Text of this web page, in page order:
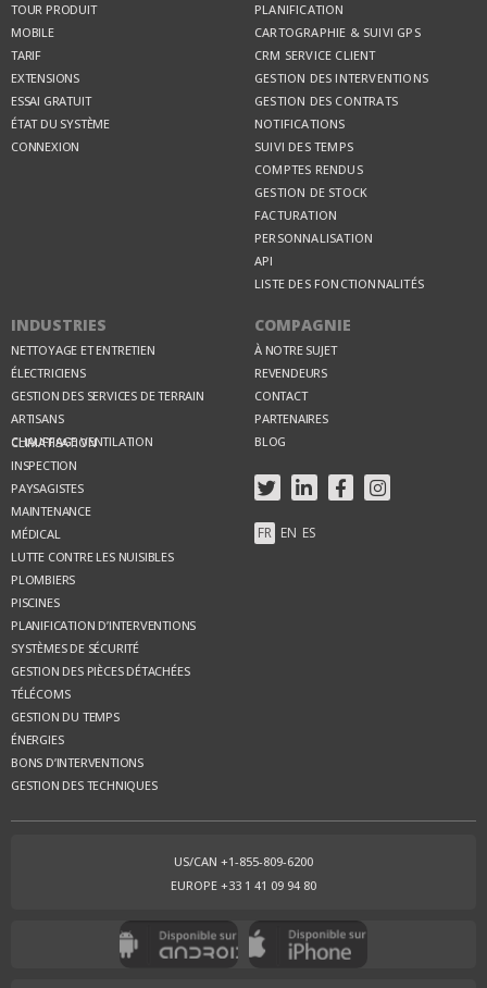
TOUR PRODUIT
MOBILE
TARIF
EXTENSIONS
ESSAI GRATUIT
ÉTAT DU SYSTÈME
CONNEXION
PLANIFICATION
CARTOGRAPHIE & SUIVI GPS
CRM SERVICE CLIENT
GESTION DES INTERVENTIONS
GESTION DES CONTRATS
NOTIFICATIONS
SUIVI DES TEMPS
COMPTES RENDUS
GESTION DE STOCK
FACTURATION
PERSONNALISATION
API
LISTE DES FONCTIONNALITÉS
INDUSTRIES
NETTOYAGE ET ENTRETIEN
ÉLECTRICIENS
GESTION DES SERVICES DE TERRAIN
ARTISANS
CHAUFFAGE VENTILATION CLIMATISATION
INSPECTION
PAYSAGISTES
MAINTENANCE
MÉDICAL
LUTTE CONTRE LES NUISIBLES
PLOMBIERS
PISCINES
PLANIFICATION D’INTERVENTIONS
SYSTÈMES DE SÉCURITÉ
GESTION DES PIÈCES DÉTACHÉES
TÉLÉCOMS
GESTION DU TEMPS
ÉNERGIES
BONS D’INTERVENTIONS
GESTION DES TECHNIQUES
COMPAGNIE
À NOTRE SUJET
REVENDEURS
CONTACT
PARTENAIRES
BLOG
FR EN ES
US/CAN +1-855-809-6200
EUROPE +33 1 41 09 94 80